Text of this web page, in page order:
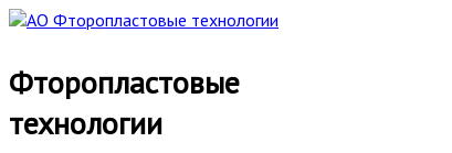
Фторопластовые
технологии